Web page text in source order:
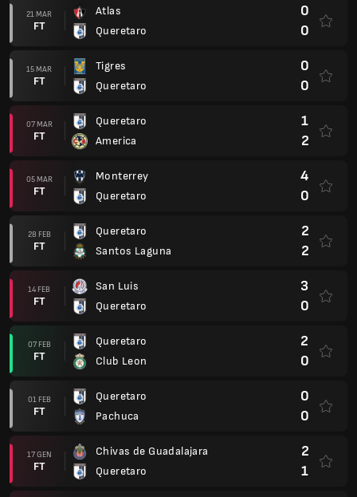
21 MAR
FT
Atlas
Queretaro
0
0
15 MAR
FT
Tigres
Queretaro
0
0
07 MAR
FT
Queretaro
America
1
2
05 MAR
FT
Monterrey
Queretaro
4
0
28 FEB
FT
Queretaro
Santos Laguna
2
2
14 FEB
FT
San Luis
Queretaro
3
0
07 FEB
FT
Queretaro
Club Leon
2
0
01 FEB
FT
Queretaro
Pachuca
0
0
17 GEN
FT
Chivas de Guadalajara
Queretaro
2
1